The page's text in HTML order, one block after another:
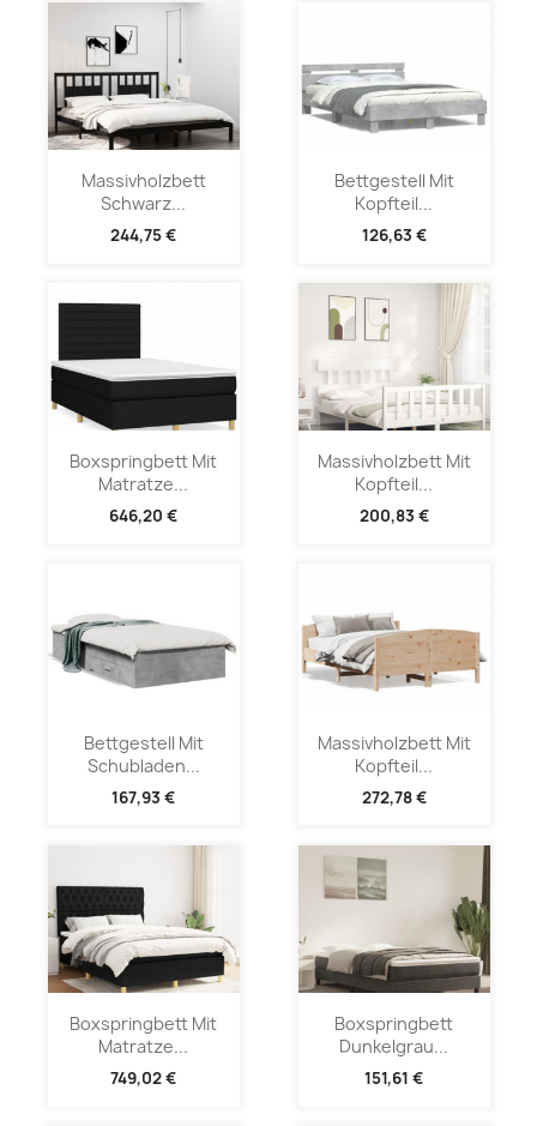
Massivholzbett
Schwarz...
244,75 €
Bettgestell Mit
Kopfteil...
126,63 €
Boxspringbett Mit
Matratze...
646,20 €
Massivholzbett Mit
Kopfteil...
200,83 €
Bettgestell Mit
Schubladen...
167,93 €
Massivholzbett Mit
Kopfteil...
272,78 €
Boxspringbett Mit
Matratze...
749,02 €
Boxspringbett
Dunkelgrau...
151,61 €